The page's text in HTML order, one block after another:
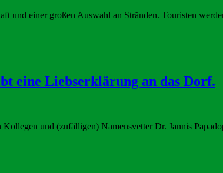
und einer großen Auswahl an Stränden. Touristen
eine Liebserklärung an das Dorf.
und (zufälligen) Namensvetter Dr. Jannis